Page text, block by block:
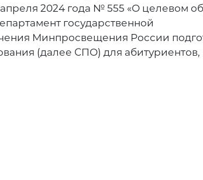
2024 года № 555 «О целевом
государственной
Минпросвещения России
(далее СПО) для